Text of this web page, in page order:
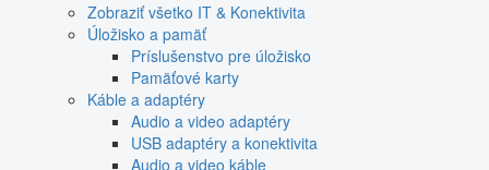
Zobraziť všetko IT & Konektivita
Úložisko a pamäť
Príslušenstvo pre úložisko
Pamäťové karty
Káble a adaptéry
Audio a video adaptéry
USB adaptéry a konektivita
Audio a video káble